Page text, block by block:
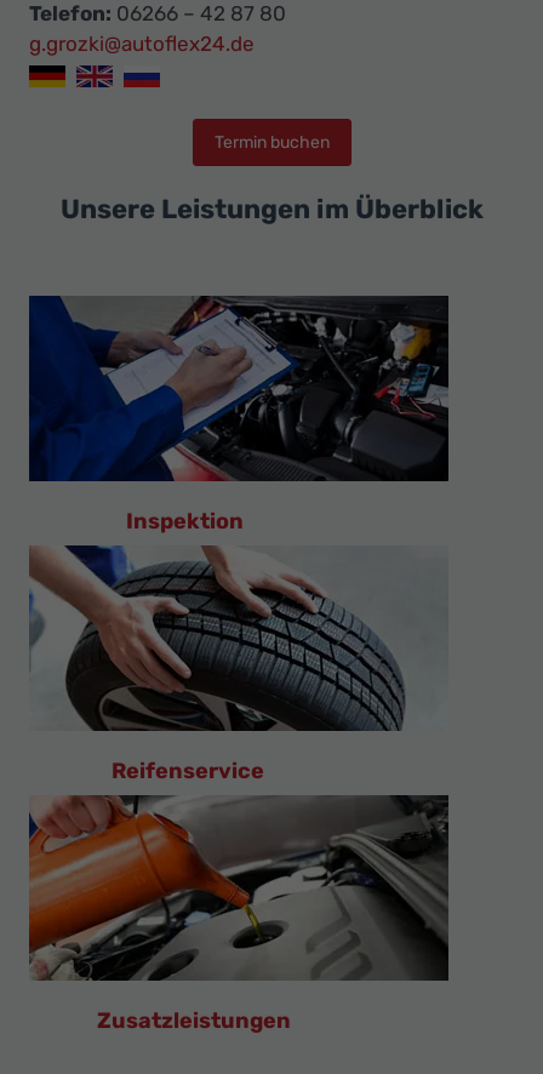
Telefon: 06266 – 42 87 80
g.grozki@autoflex24.de
Termin buchen
Unsere Leistungen im Überblick
Inspektion
Reifenservice
Zusatzleistungen